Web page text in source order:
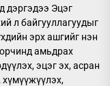
дэргэдээ Эцэг
л байгууллагуудыг
эрх ашгийг нэн
амьдрах
эцэг эх, асран
хүмүүжүүлэх,